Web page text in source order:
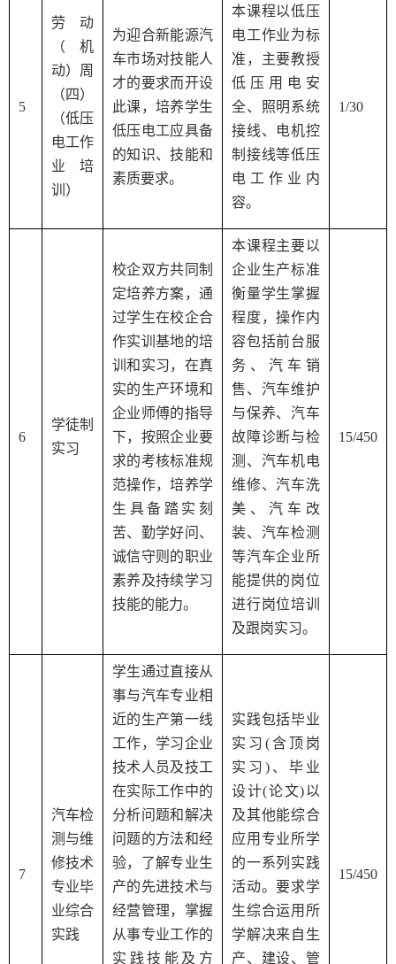
5
劳动
（机
动）周
（四）
（低压
电工作
业培
训）
为迎合新能源汽
车市场对技能人
才的要求而开设
此课，培养学生
低压电工应具备
的知识、技能和
素质要求。
本课程以低压
电工作业为标
准，主要教授
低压用电安
全、照明系统
接线、电机控
制接线等低压
电工作业内
容。
1/30
6
学徒制
实习
校企双方共同制
定培养方案，通
过学生在校企合
作实训基地的培
训和实习，在真
实的生产环境和
企业师傅的指导
下，按照企业要
求的考核标准规
范操作，培养学
生具备踏实刻
苦、勤学好问、
诚信守则的职业
素养及持续学习
技能的能力。
本课程主要以
企业生产标准
衡量学生掌握
程度，操作内
容包括前台服
务、汽车销
售、汽车维护
与保养、汽车
故障诊断与检
测、汽车机电
维修、汽车洗
美、汽车改
装、汽车检测
等汽车企业所
能提供的岗位
进行岗位培训
及跟岗实习。
15/450
7
汽车检
测与维
修技术
专业毕
业综合
实践
学生通过直接从
事与汽车专业相
近的生产第一线
工作，学习企业
技术人员及技工
在实际工作中的
分析问题和解决
问题的方法和经
验，了解专业生
产的先进技术与
经营管理，掌握
从事专业工作的
实践技能及方
实践包括毕业
实习 ( 含顶岗
实习 ) 、毕业
设计(论文)以
及其他能综合
应用专业所学
的一系列实践
活动。要求学
生综合运用所
学解决来自生
产、建设、管
15/450